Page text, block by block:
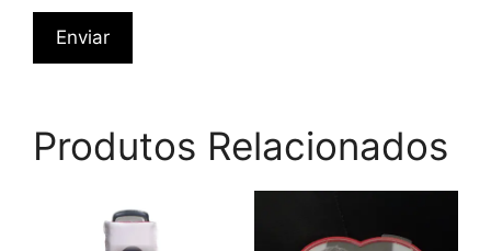
Produtos Relacionados